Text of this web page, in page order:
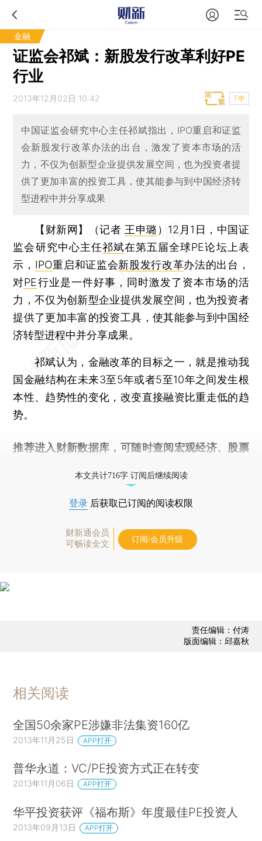
金融
证监会祁斌：新股发行改革利好PE
行业
2013年12月02日 10:42 T中
中国证监会研究中心主任祁斌指出，IPO重启和证监
会新股发行改革办法的出台，激发了资本市场的活
力，不仅为创新型企业提供发展空间，也为投资者提
供了更加丰富的投资工具，使其能参与到中国经济转
型进程中并分享成果
【财新网】（记者 王申璐 ） 12月1日，中国证
监会研究中心主任祁斌在第五届全球PE论坛上表
示， IPO重启和证监会新股发行改革办法的出台，
对PE行业是一件好事，同时激发了资本市场的活
力，不仅为创新型企业提供发展空间，也为投资者
提供了更加丰富的投资工具，使其能参与到中国经
济转型进程中并分享成果。
祁斌认为，金融改革的目标之一，就是推动我
国金融结构在未来3至5年或者5至10年之间发生根
本性、趋势性的变化，改变直接融资比重走低的趋
势。
推荐进入 财新数据库 ，可随时查阅宏观经济、股票
本文共计716字 订阅后继续阅读
登录 后获取已订阅的阅读权限
财新通会员
可畅读全文
订阅/会员升级
责任编辑：付涛
版面编辑：邱嘉秋
相关阅读
全国50余家PE涉嫌非法集资160亿
2013年11月25日 APP打开
普华永道：VC/PE投资方式正在转变
2013年11月06日 APP打开
华平投资获评《福布斯》年度最佳PE投资人
2013年09月13日 APP打开